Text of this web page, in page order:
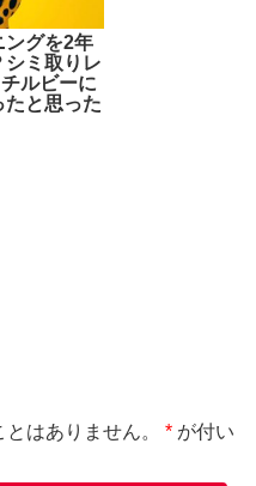
ングを2年
シミ取りレ
ルビーに
たと思った
はありません。 * が付い